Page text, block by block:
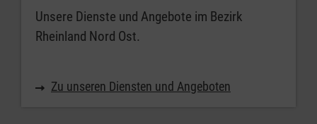
Unsere Dienste und Angebote im Bezirk
Rheinland Nord Ost.
Zu unseren Diensten und Angeboten